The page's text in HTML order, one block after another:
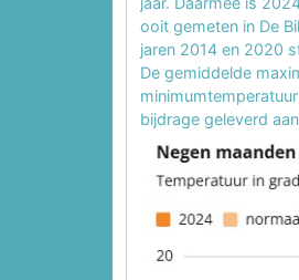
ooit gemeten in De
jaren 2014 en 2020
De gemiddelde
bijdrage geleverd